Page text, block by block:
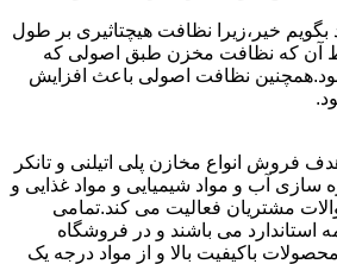
بگویم خیر،زیرا نظافت هیچتاثیری بر طول
آن که نظافت مخزن طبق اصولی که
نظافت اصولی باعث افزایش
فروش انواع مخازن پلی اتیلنی و تانکر
سازی آب و مواد شیمیایی و مواد غذایی و
مشتریان فعالیت می کند.تمامی
استاندارد می باشند و در فروشگاه
باکیفیت بالا و از مواد درجه یک